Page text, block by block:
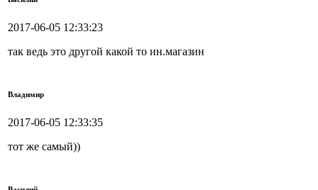
2017-06-05 12:33:23
так ведь это другой какой то ин.магазин
Владимир
2017-06-05 12:33:35
тот же самый))